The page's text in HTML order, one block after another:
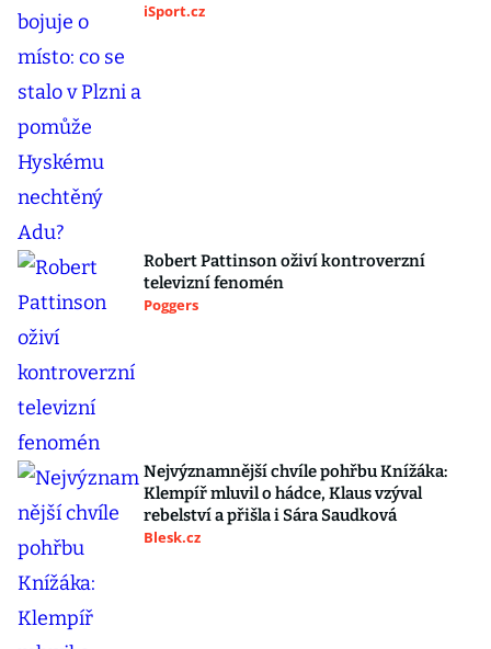
iSport.cz
Robert Pattinson oživí kontroverzní
televizní fenomén
Poggers
Nejvýznamnější chvíle pohřbu Knížáka:
Klempíř mluvil o hádce, Klaus vzýval
rebelství a přišla i Sára Saudková
Blesk.cz